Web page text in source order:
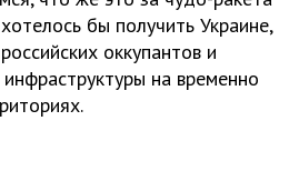
бы получить Украине,
оккупантов и
на временно